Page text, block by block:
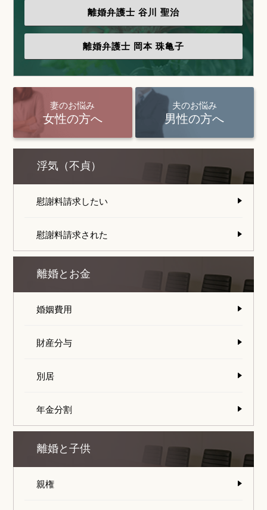
離婚弁護士 谷川 聖治
離婚弁護士 岡本 珠亀子
妻のお悩み
女性の方へ
夫のお悩み
男性の方へ
浮気（不貞）
慰謝料請求したい
慰謝料請求された
離婚とお金
婚姻費用
財産分与
別居
年金分割
離婚と子供
親権